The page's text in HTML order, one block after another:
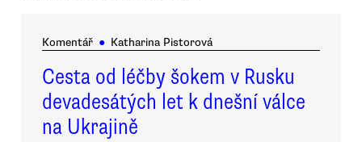
Komentář ● Katharina Pistorová
Cesta od léčby šokem v Rusku
devadesátých let k dnešní válce
na Ukrajině